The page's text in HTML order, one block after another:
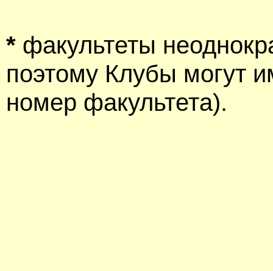
* факультеты
поэтому Клубы могут
номер факультета).